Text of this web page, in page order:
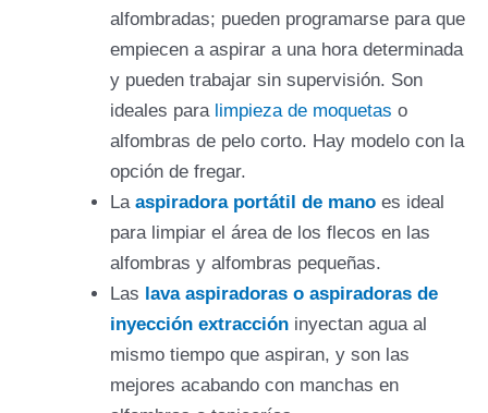
alfombradas; pueden programarse para que
empiecen a aspirar a una hora determinada
y pueden trabajar sin supervisión. Son
ideales para limpieza de moquetas o
alfombras de pelo corto. Hay modelo con la
opción de fregar.
La aspiradora portátil de mano es ideal
para limpiar el área de los flecos en las
alfombras y alfombras pequeñas.
Las lava aspiradoras o aspiradoras de
inyección extracción inyectan agua al
mismo tiempo que aspiran, y son las
mejores acabando con manchas en